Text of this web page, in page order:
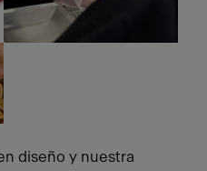
diseño y nuestra